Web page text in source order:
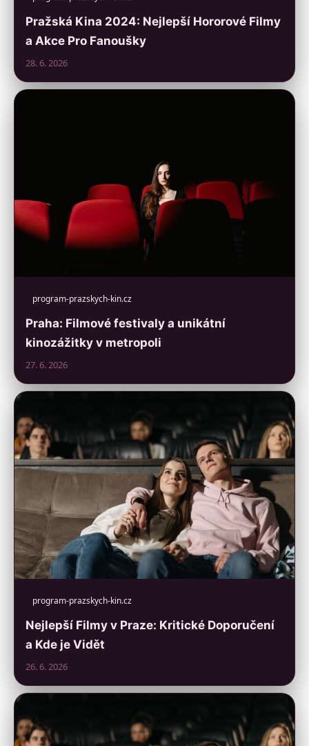
Pražská Kina 2024: Nejlepší Hororové Filmy
a Akce Pro Fanoušky
28. 6. 2026
program-prazskych-kin.cz
Praha: Filmové festivaly a unikátní
kinozážitky v metropoli
27. 6. 2026
program-prazskych-kin.cz
Nejlepší Filmy v Praze: Kritické Doporučení
a Kde je Vidět
26. 6. 2026